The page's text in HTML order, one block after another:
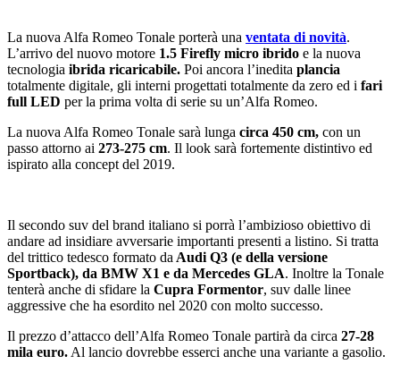
La nuova Alfa Romeo Tonale porterà una ventata di novità.
L’arrivo del nuovo motore 1.5 Firefly micro ibrido e la nuova
tecnologia ibrida ricaricabile. Poi ancora l’inedita plancia
totalmente digitale, gli interni progettati totalmente da zero ed i fari
full LED per la prima volta di serie su un’Alfa Romeo.
La nuova Alfa Romeo Tonale sarà lunga circa 450 cm, con un
passo attorno ai 273-275 cm. Il look sarà fortemente distintivo ed
ispirato alla concept del 2019.
Il secondo suv del brand italiano si porrà l’ambizioso obiettivo di
andare ad insidiare avversarie importanti presenti a listino. Si tratta
del trittico tedesco formato da Audi Q3 (e della versione
Sportback), da BMW X1 e da Mercedes GLA. Inoltre la Tonale
tenterà anche di sfidare la Cupra Formentor, suv dalle linee
aggressive che ha esordito nel 2020 con molto successo.
Il prezzo d’attacco dell’Alfa Romeo Tonale partirà da circa 27-28
mila euro. Al lancio dovrebbe esserci anche una variante a gasolio.